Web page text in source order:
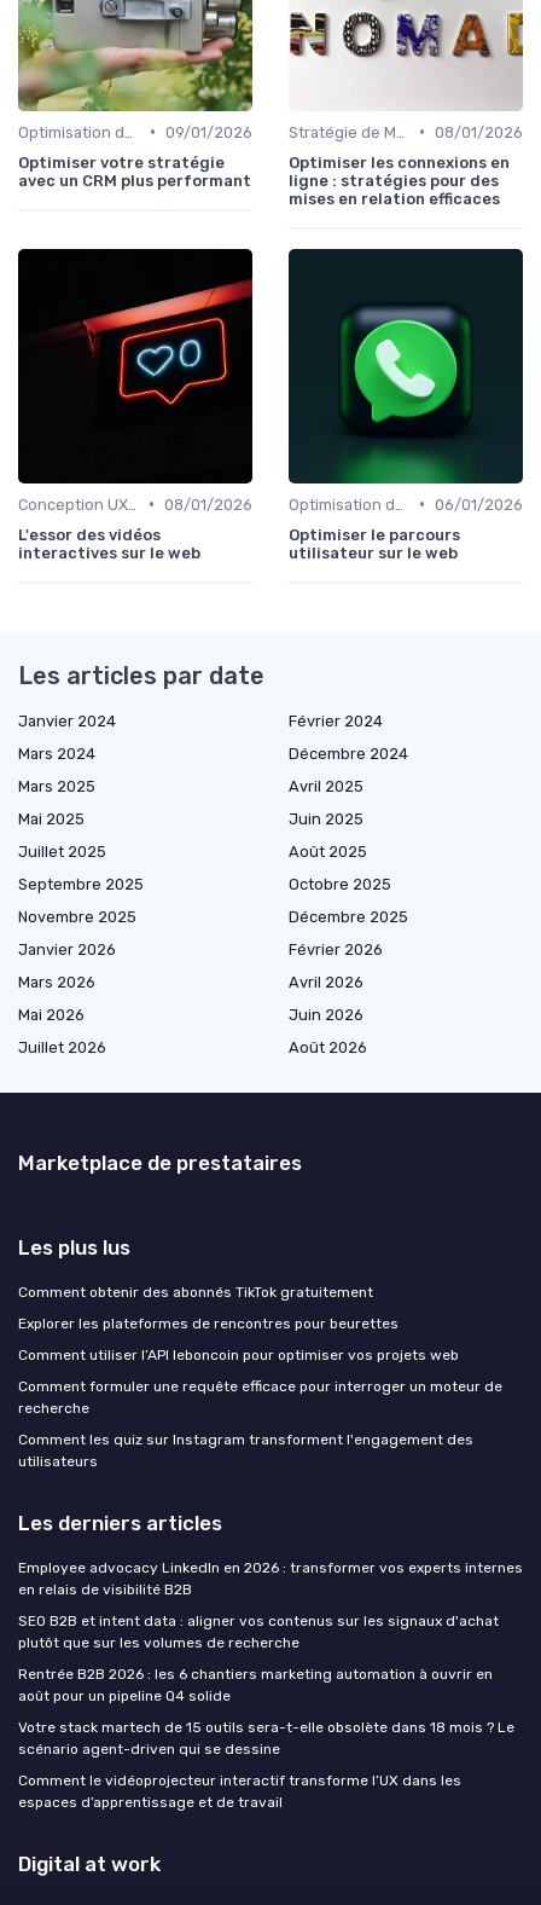
• 09/01/2026
Optimiser votre stratégie
avec un CRM plus performant
• 08/01/2026
Optimiser les connexions en
ligne : stratégies pour des
mises en relation efficaces
• 08/01/2026
L'essor des vidéos
interactives sur le web
• 06/01/2026
Optimiser le parcours
utilisateur sur le web
Les articles par date
Janvier 2024
Février 2024
Mars 2024
Décembre 2024
Mars 2025
Avril 2025
Mai 2025
Juin 2025
Juillet 2025
Août 2025
Septembre 2025
Octobre 2025
Novembre 2025
Décembre 2025
Janvier 2026
Février 2026
Mars 2026
Avril 2026
Mai 2026
Juin 2026
Juillet 2026
Août 2026
Marketplace de prestataires
Les plus lus
Comment obtenir des abonnés TikTok gratuitement
Explorer les plateformes de rencontres pour beurettes
Comment utiliser l’API leboncoin pour optimiser vos projets web
Comment formuler une requête efficace pour interroger un moteur de
recherche
Comment les quiz sur Instagram transforment l'engagement des
utilisateurs
Les derniers articles
Employee advocacy LinkedIn en 2026 : transformer vos experts internes
en relais de visibilité B2B
SEO B2B et intent data : aligner vos contenus sur les signaux d'achat
plutôt que sur les volumes de recherche
Rentrée B2B 2026 : les 6 chantiers marketing automation à ouvrir en
août pour un pipeline Q4 solide
Votre stack martech de 15 outils sera-t-elle obsolète dans 18 mois ? Le
scénario agent-driven qui se dessine
Comment le vidéoprojecteur interactif transforme l’UX dans les
espaces d’apprentissage et de travail
Digital at work